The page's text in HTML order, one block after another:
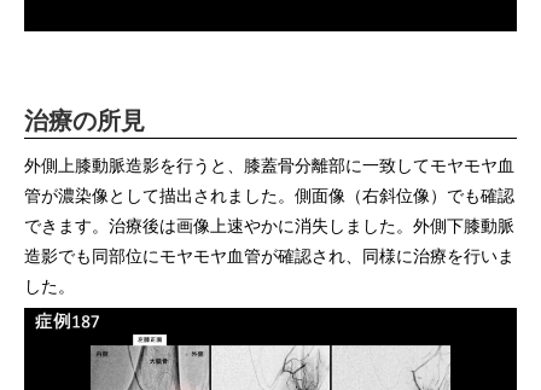
治療の所見
外側上膝動脈造影を行うと、膝蓋骨分離部に一致してモヤモヤ血
管が濃染像として描出されました。側面像（右斜位像）でも確認
できます。治療後は画像上速やかに消失しました。外側下膝動脈
造影でも同部位にモヤモヤ血管が確認され、同様に治療を行いま
した。